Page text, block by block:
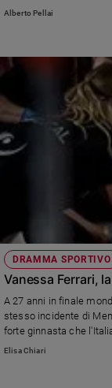
filmare la morte e
Alberto Pellai
DRAMMA SPORTIVO
Vanessa Ferrari,
A 27 anni in finale
stesso incidente di
forte ginnasta che
Elisa Chiari